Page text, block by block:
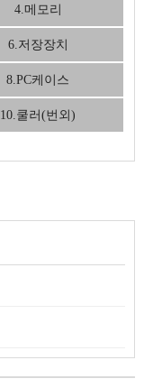
4.메모리
6.저장장치
8.PC케이스
10.쿨러(번외)